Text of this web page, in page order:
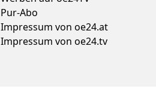
Pur-Abo
Impressum von oe24.at
Impressum von oe24.tv